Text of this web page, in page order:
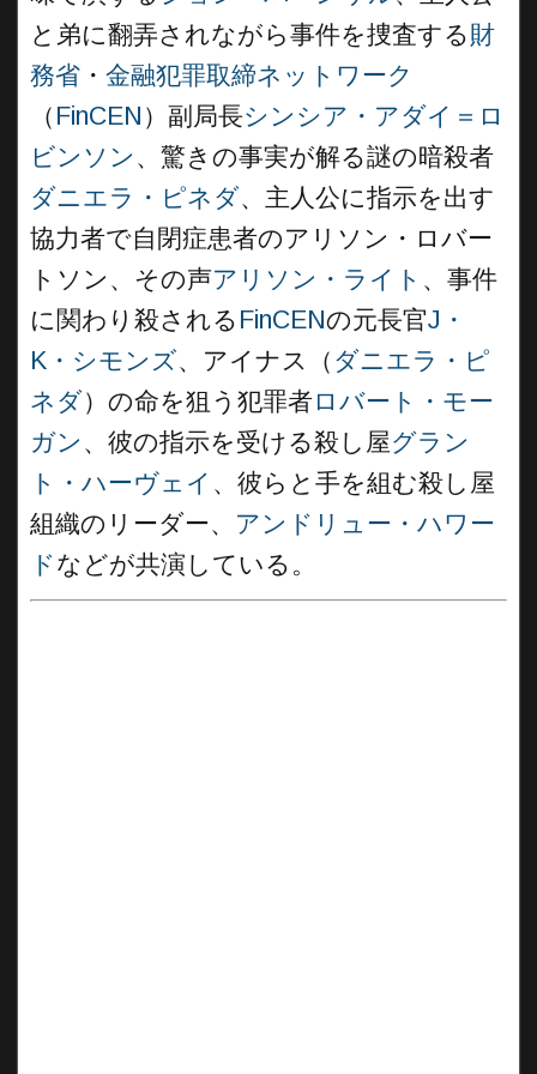
と弟に翻弄されながら事件を捜査する財
務省 ・ 金融犯罪取締ネットワーク
（ FinCEN ）副局長シンシア・アダイ＝ロ
ビンソン 、驚きの事実が解る謎の暗殺者
ダニエラ・ピネダ、主人公に指示を出す
協力者で自閉症患者のアリソン・ロバー
トソン、その声アリソン・ライト 、事件
に関わり殺される FinCENの元長官J・
K・シモンズ、アイナス（ ダニエラ・ピ
ネダ）の命を狙う犯罪者ロバート・モー
ガン 、彼の指示を受ける殺し屋グラン
ト・ハーヴェイ 、彼らと手を組む殺し屋
組織のリーダー、 アンドリュー・ハワー
ドなどが共演している。